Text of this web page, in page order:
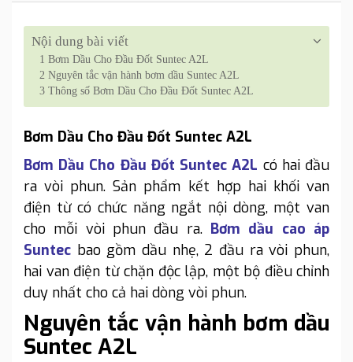
Nội dung bài viết
1 Bơm Dầu Cho Đầu Đốt Suntec A2L
2 Nguyên tắc vận hành bơm dầu Suntec A2L
3 Thông số Bơm Dầu Cho Đầu Đốt Suntec A2L
Bơm Dầu Cho Đầu Đốt Suntec A2L
Bơm Dầu Cho Đầu Đốt Suntec A2L có hai đầu
ra vòi phun. Sản phẩm kết hợp hai khối van
điện từ có chức năng ngắt nội dòng, một van
cho mỗi vòi phun đầu ra. Bơm dầu cao áp
Suntec bao gồm dầu nhẹ, 2 đầu ra vòi phun,
hai van điện từ chặn độc lập, một bộ điều chỉnh
duy nhất cho cả hai dòng vòi phun.
Nguyên tắc vận hành bơm dầu
Suntec A2L